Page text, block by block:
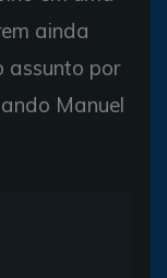
ainda
assunto por
Manuel